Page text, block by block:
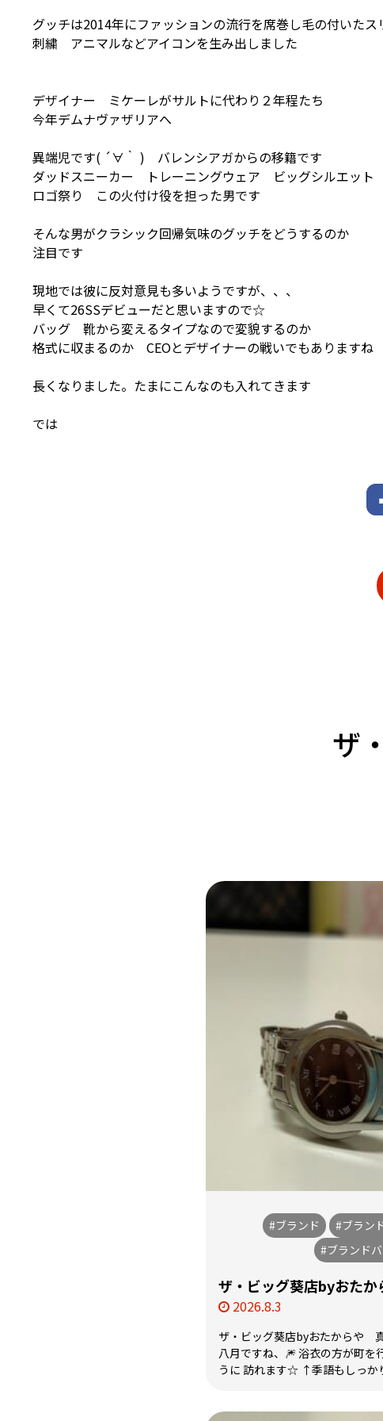
グッチは2014年にファッションの流行を席巻し毛の付いたス
刺繍 アニマルなどアイコンを生み出しました
デザイナー ミケーレがサルトに代わり２年程たち
今年デムナヴァザリアへ
異端児です( ´∀｀ ) バレンシアガからの移籍です
ダッドスニーカー トレーニングウェア ビッグシルエット
ロゴ祭り この火付け役を担った男です
そんな男がクラシック回帰気味のグッチをどうするのか
注目です
現地では彼に反対意見も多いようですが、、、
早くて26SSデビューだと思いますので☆
バッグ 靴から変えるタイプなので変貌するのか
格式に収まるのか CEOとデザイナーの戦いでもありますね
長くなりました。たまにこんなのも入れてきます
では
ザ
#ブランド
#ブラン
#ブランド
ザ・ビッグ葵店byおた
2026.8.3
ザ・ビッグ葵店byおたからや
八月ですね、🎆 浴衣の方が町を
うに 訪れます☆ ↑季語もしっか